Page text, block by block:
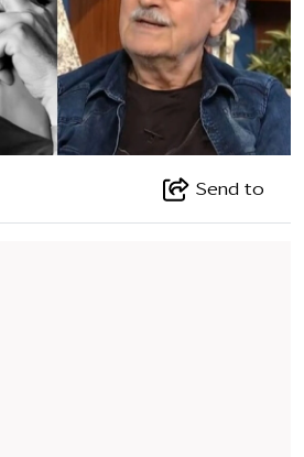
Send to